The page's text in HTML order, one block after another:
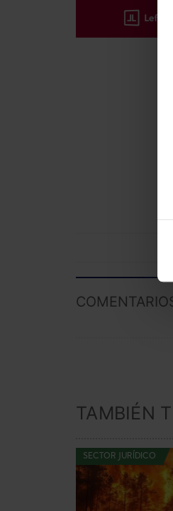
TAMBIÉN
SECTOR JURÍDICO